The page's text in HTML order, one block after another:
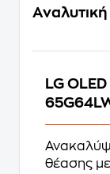
LG
θέασης με